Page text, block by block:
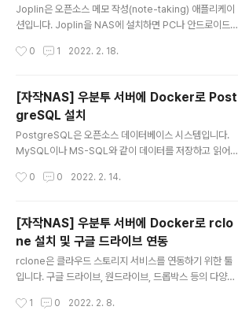
저 웹 대시보드에 접속할 때 사용할 비밀번호를 생성합니
다. 먼저 Basic auth에 사용할 비밀번호를 생성하기 위해
y apache2-uti..
Joplin은 오픈소스 메모 작성(note-taking) 애플리케이
션입니다. Joplin을 NAS에 설치하면 PC나 안드로이드,
메모를 기록하고 바로 찾아볼 수 있게 됩니다. Docker로
greSQL 데이터베이스 설정 Joplin을 설치하려면 Post
greSQL 데이터베이스를 연동해야 합니다. PostgreSQ
L의 설치는 아래 링크를 통해 확인 가능합니다. 2022.02.
14 - [IT/NAS] - [자작NAS] 우분투 서버에 Docker로
PostgreSQL 설치 PostgreSQL가 처음 설치되는 경우
1) 처음 Postgr..
0 1 2022. 2. 18.
[자작NAS] 우분투 서버에 Docker로 Post
greSQL 설치
PostgreSQL은 오픈소스 데이터베이스 시스템입니다.
MySQL이나 MS-SQL와 같이 데이터를 저장하고 읽어오
필요로 하는 다양한 프로그램에 활용할 수 있습니다. Doc
하겠습니다. 1. Docker로 PostgreSQL 컨테이너 생성
먼저 데이터를 저장할 디렉토리를 생성합니다. sudo mk
dir -p /data/postgres/data PostgreSQL 공식 이미
지를 사용해서 컨테이너를 생성하면 됩니다. sudo dock
er run -d \ --name=postgres \ -e POSTGRES_P
gre..
0 0 2022. 2. 14.
[자작NAS] 우분투 서버에 Docker로 rclo
ne 설치 및 구글 드라이브 연동
rclone은 클라우드 스토리지 서비스를 연동하기 위한 툴
입니다. 구글 드라이브, 원드라이브, 드롭박스 등의 다양한
분의 스토리지 서비스 연동을 지원하는 것을 확인할 수 있
1 0 2022. 2. 8.